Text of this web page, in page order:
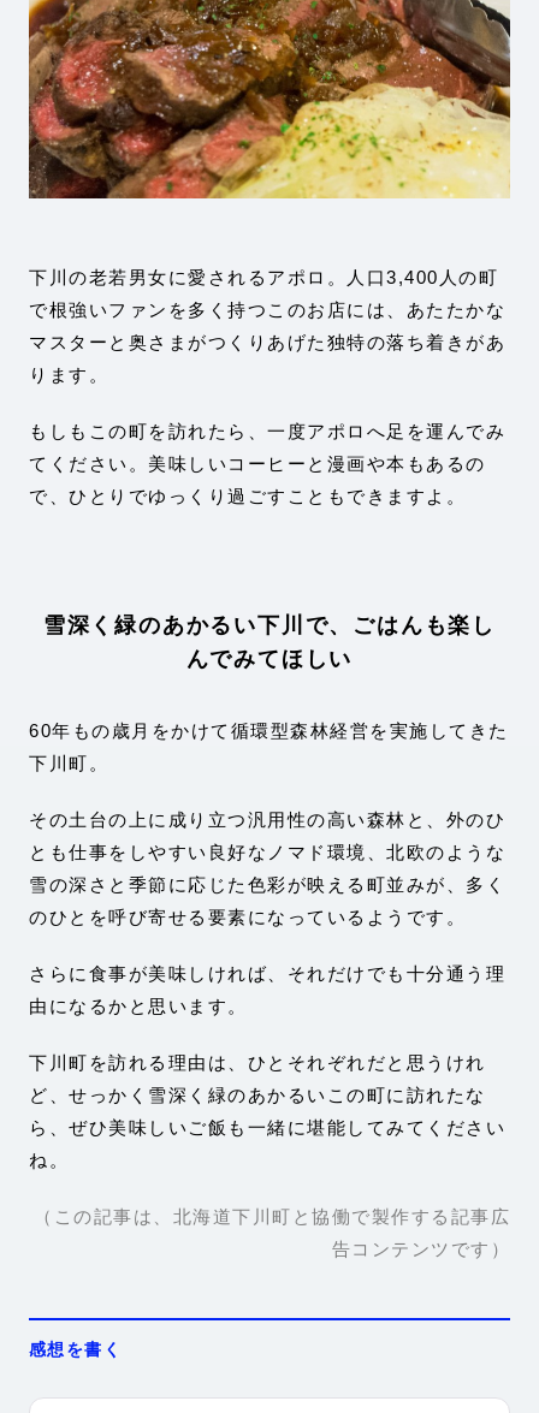
下川の老若男女に愛されるアポロ。人口3,400人の町
で根強いファンを多く持つこのお店には、あたたかな
マスターと奥さまがつくりあげた独特の落ち着きがあ
ります。
もしもこの町を訪れたら、一度アポロへ足を運んでみ
てください。美味しいコーヒーと漫画や本もあるの
で、ひとりでゆっくり過ごすこともできますよ。
雪深く緑のあかるい下川で、ごはんも楽し
んでみてほしい
60年もの歳月をかけて循環型森林経営を実施してきた
下川町。
その土台の上に成り立つ汎用性の高い森林と、外のひ
とも仕事をしやすい良好なノマド環境、北欧のような
雪の深さと季節に応じた色彩が映える町並みが、多く
のひとを呼び寄せる要素になっているようです。
さらに食事が美味しければ、それだけでも十分通う理
由になるかと思います。
下川町を訪れる理由は、ひとそれぞれだと思うけれ
ど、せっかく雪深く緑のあかるいこの町に訪れたな
ら、ぜひ美味しいご飯も一緒に堪能してみてください
ね。
（この記事は、北海道下川町と協働で製作する記事広
告コンテンツです）
感想を書く